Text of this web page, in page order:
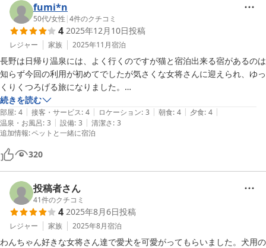
fumi*n
50代/女性 |4件のクチコミ
4 2025年12月10日投稿
レジャー 家族 2025年11月宿泊
長野は日帰り温泉には、よく行くのですが猫と宿泊出来る宿があるのは
知らず今回の利用が初めてでしたが気さくな女将さんに迎えられ、ゆっ
くりくつろげる旅になりました。
夕飯の部屋食も美味しく猫を置いていかなくてよかったので、ありがた
続きを読む
部屋: 4 | 接客・サービス: 4 | ロケーション: 3 | 朝食: 4 | 夕食: 4 |
温泉・お風呂: 3 | 設備: 3 | 清潔さ: 3
追加情報:ペットと一緒に宿泊
320
投稿者さん
41件のクチコミ
4 2025年8月6日投稿
レジャー 家族 2025年8月宿泊
わんちゃん好きな女将さん達で愛犬を可愛がってもらいました。犬用の